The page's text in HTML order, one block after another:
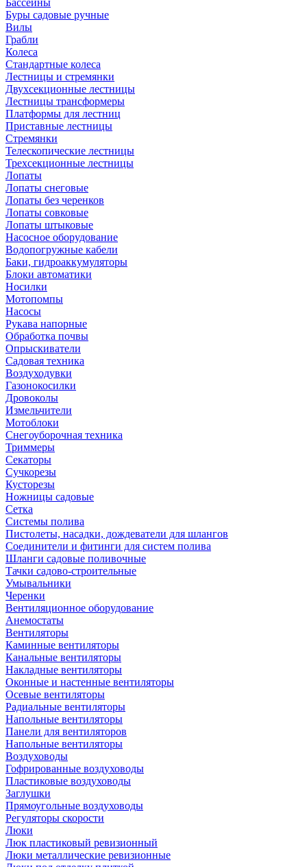
Бассейны
Буры садовые ручные
Вилы
Грабли
Колеса
Стандартные колеса
Лестницы и стремянки
Двухсекционные лестницы
Лестницы трансформеры
Платформы для лестниц
Приставные лестницы
Стремянки
Телескопические лестницы
Трехсекционные лестницы
Лопаты
Лопаты снеговые
Лопаты без черенков
Лопаты совковые
Лопаты штыковые
Насосное оборудование
Водопогружные кабели
Баки, гидроаккумуляторы
Блоки автоматики
Носилки
Мотопомпы
Насосы
Рукава напорные
Обработка почвы
Опрыскиватели
Садовая техника
Воздуходувки
Газонокосилки
Дровоколы
Измельчители
Мотоблоки
Снегоуборочная техника
Триммеры
Секаторы
Сучкорезы
Кусторезы
Ножницы садовые
Сетка
Системы полива
Пистолеты, насадки, дождеватели для шлангов
Соединители и фитинги для систем полива
Шланги садовые поливочные
Тачки садово-строительные
Умывальники
Черенки
Вентиляционное оборудование
Анемостаты
Вентиляторы
Каминные вентиляторы
Канальные вентиляторы
Накладные вентиляторы
Оконные и настенные вентиляторы
Осевые вентиляторы
Радиальные вентиляторы
Напольные вентиляторы
Панели для вентиляторов
Напольные вентиляторы
Воздуховоды
Гофрированные воздуховоды
Пластиковые воздуховоды
Заглушки
Прямоугольные воздуховоды
Регуляторы скорости
Люки
Люк пластиковый ревизионный
Люки металлические ревизионные